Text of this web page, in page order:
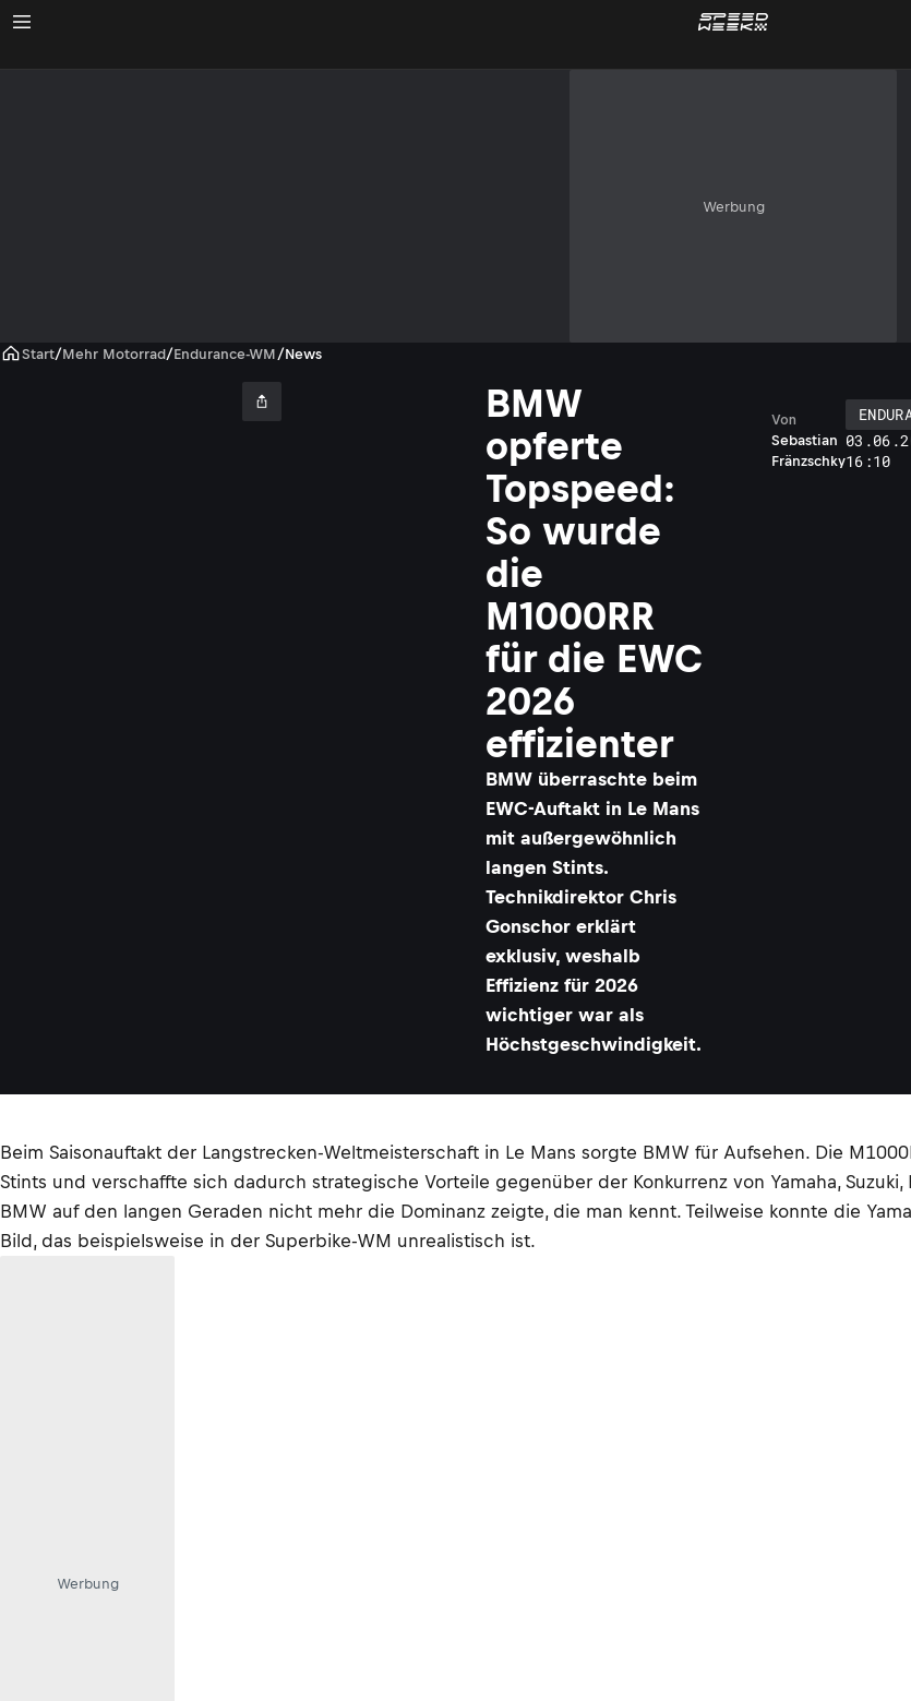
Werbung
Start/Mehr Motorrad/Endurance-WM /News
BMW
opferte
Topspeed:
So wurde
die
M1000RR
für die EWC
2026
effizienter
BMW überraschte beim
EWC-Auftakt in Le Mans
mit außergewöhnlich
langen Stints.
Technikdirektor Chris
Gonschor erklärt
exklusiv, weshalb
Effizienz für 2026
wichtiger war als
Höchstgeschwindigkeit.
Sebastian
Fränzschky
Von
16:10
Beim Saisonauftakt der Langstrecken-Weltmeisterschaft in Le Mans sorgte BMW für Aufsehen. Die
Stints und verschaffte sich dadurch strategische Vorteile gegenüber der Konkurrenz von Yamaha,
BMW auf den langen Geraden nicht mehr die Dominanz zeigte, die man kennt. Teilweise konnte die
Bild, das beispielsweise in der Superbike-WM unrealistisch ist.
Werbung